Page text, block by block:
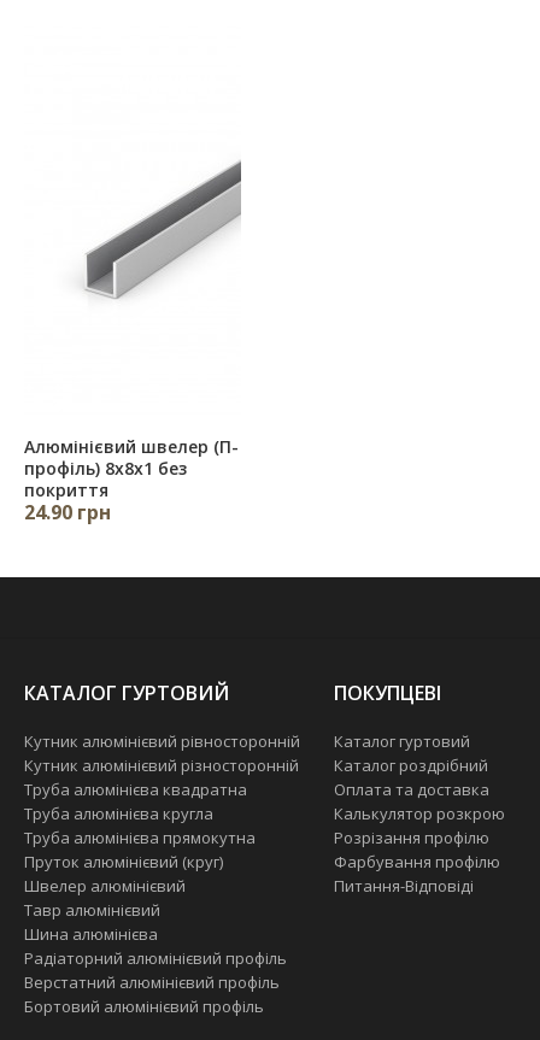
Алюмінієвий швелер (П-
профіль) 8х8х1 без
покриття
24.90 грн
КАТАЛОГ ГУРТОВИЙ
Кутник алюмінієвий рівносторонній
Кутник алюмінієвий різносторонній
Труба алюмінієва квадратна
Труба алюмінієва кругла
Труба алюмінієва прямокутна
Пруток алюмінієвий (круг)
Швелер алюмінієвий
Тавр алюмінієвий
Шина алюмінієва
Радіаторний алюмінієвий профіль
Верстатний алюмінієвий профіль
Бортовий алюмінієвий профіль
ПОКУПЦЕВІ
Каталог гуртовий
Каталог роздрібний
Оплата та доставка
Калькулятор розкрою
Розрізання профілю
Фарбування профілю
Питання-Відповіді